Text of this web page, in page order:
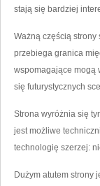
stają się bardziej
Ważną częścią strony
przebiega granica
wspomagające mogą
się futurystycznych
Strona wyróżnia się
jest możliwe
technologię szerzej:
Dużym atutem strony